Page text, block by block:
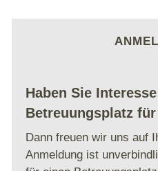
Haben Sie
Betreuungsplatz
Dann freuen wir uns auf
Anmeldung ist